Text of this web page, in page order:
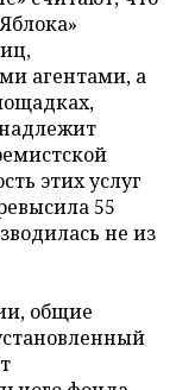
агентами, а
этих услуг
55
не из
общие